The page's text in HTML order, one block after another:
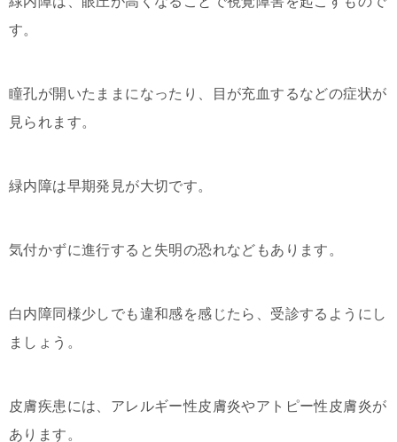
す。
瞳孔が開いたままになったり、目が充血するなどの症状が
見られます。
緑内障は早期発見が大切です。
気付かずに進行すると失明の恐れなどもあります。
白内障同様少しでも違和感を感じたら、受診するようにし
ましょう。
皮膚疾患には、アレルギー性皮膚炎やアトピー性皮膚炎が
あります。